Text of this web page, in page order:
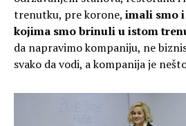
trenutku, pre korone, imali smo i
kojima smo brinuli u istom
da napravimo kompaniju, ne
svako da vodi, a kompanija je